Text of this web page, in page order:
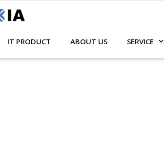
IT PRODUCT ABOUT US SERVICE